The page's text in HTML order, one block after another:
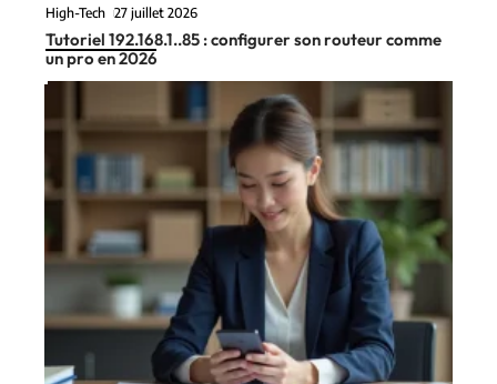
High-Tech 27 juillet 2026
Tutoriel 192.168.1..85 : configurer son routeur comme
un pro en 2026